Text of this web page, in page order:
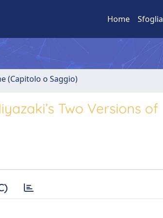
Home Sfoglia
(Capitolo o Saggio)
Two Versions of